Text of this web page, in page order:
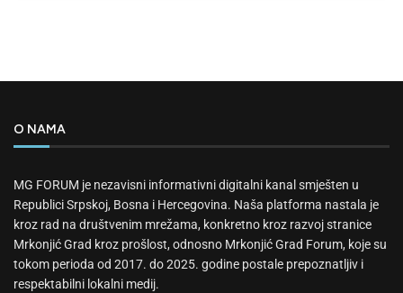
O NAMA
MG FORUM je nezavisni informativni digitalni kanal smješten u
Republici Srpskoj, Bosna i Hercegovina. Naša platforma nastala je
kroz rad na društvenim mrežama, konkretno kroz razvoj stranice
Mrkonjić Grad kroz prošlost, odnosno Mrkonjić Grad Forum, koje su
tokom perioda od 2017. do 2025. godine postale prepoznatljiv i
respektabilni lokalni medij.